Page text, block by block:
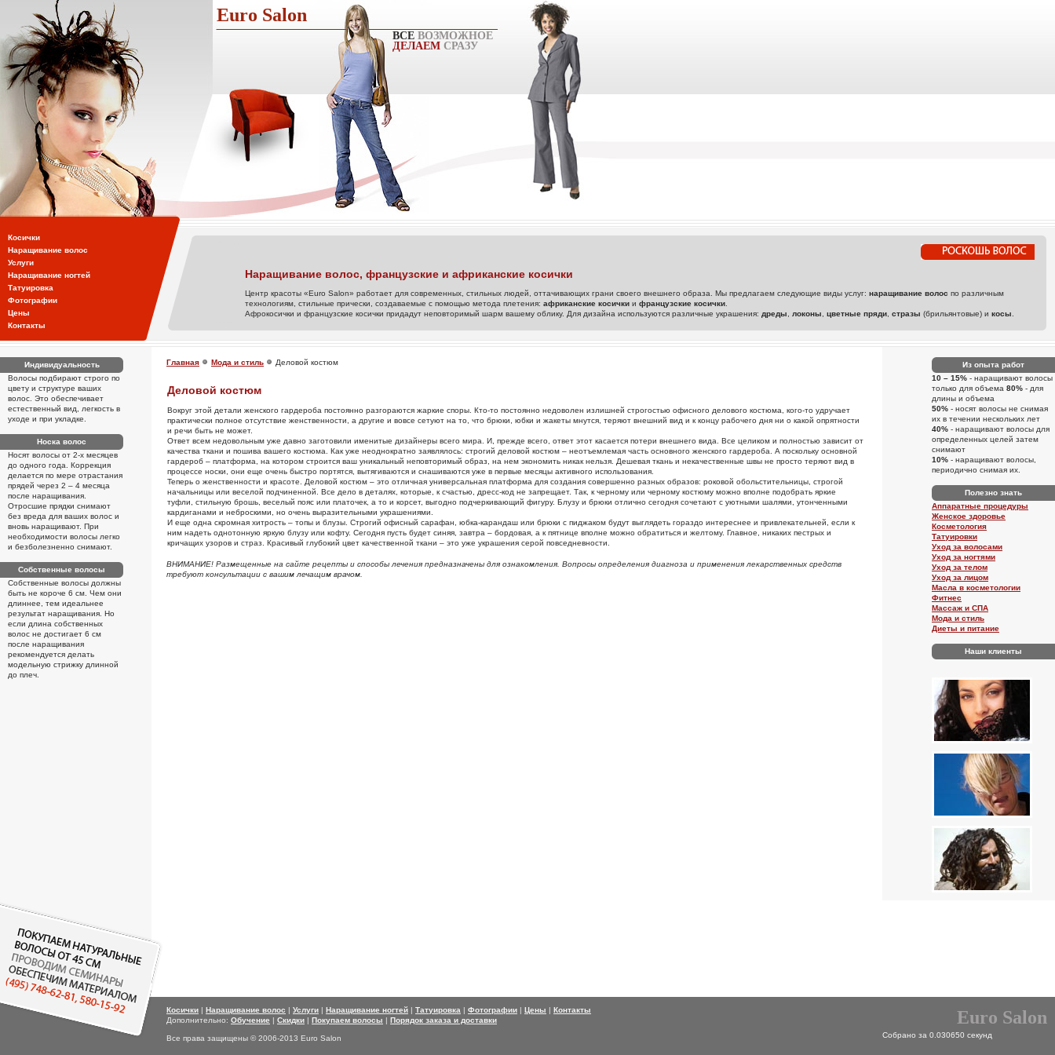
Euro Salon
ВСЕ ВОЗМОЖНОЕ
ДЕЛАЕМ СРАЗУ
Косички
Наращивание волос
Услуги
Наращивание ногтей
Татуировка
Фотографии
Цены
Контакты
Наращивание волос, французские и африканские косички
Центр красоты «Euro Salon» работает для современных, стильных людей, оттачивающих грани своего внешнего образа. Мы предлагаем следующие виды услуг: наращивание волос по различным
технологиям, стильные прически, создаваемые с помощью метода плетения: африканские косички и французские косички.
Афрокосички и французские косички придадут неповторимый шарм вашему облику. Для дизайна используются различные украшения: дреды, локоны, цветные пряди, стразы (брильянтовые) и косы.
Индивидуальность
Волосы подбирают строго по
цвету и структуре ваших
волос. Это обеспечивает
естественный вид, легкость в
уходе и при укладке.
Носка волос
Носят волосы от 2-х месяцев
до одного года. Коррекция
делается по мере отрастания
прядей через 2 – 4 месяца
после наращивания.
Отросшие прядки снимают
без вреда для ваших волос и
вновь наращивают. При
необходимости волосы легко
и безболезненно снимают.
Собственные волосы
Собственные волосы должны
быть не короче 6 см. Чем они
длиннее, тем идеальнее
результат наращивания. Но
если длина собственных
волос не достигает 6 см
после наращивания
рекомендуется делать
модельную стрижку длинной
до плеч.
Главная Мода и стиль Деловой костюм
Деловой костюм
Вокруг этой детали женского гардероба постоянно разгораются жаркие споры. Кто-то постоянно недоволен излишней строгостью офисного делового костюма, кого-то удручает
практически полное отсутствие женственности, а другие и вовсе сетуют на то, что брюки, юбки и жакеты мнутся, теряют внешний вид и к концу рабочего дня ни о какой опрятности
и речи быть не может.
Ответ всем недовольным уже давно заготовили именитые дизайнеры всего мира. И, прежде всего, ответ этот касается потери внешнего вида. Все целиком и полностью зависит от
качества ткани и пошива вашего костюма. Как уже неоднократно заявлялось: строгий деловой костюм – неотъемлемая часть основного женского гардероба. А поскольку основной
гардероб – платформа, на котором строится ваш уникальный неповторимый образ, на нем экономить никак нельзя. Дешевая ткань и некачественные швы не просто теряют вид в
процессе носки, они еще очень быстро портятся, вытягиваются и снашиваются уже в первые месяцы активного использования.
Теперь о женственности и красоте. Деловой костюм – это отличная универсальная платформа для создания совершенно разных образов: роковой обольстительницы, строгой
начальницы или веселой подчиненной. Все дело в деталях, которые, к счастью, дресс-код не запрещает. Так, к черному или черному костюму можно вполне подобрать яркие
туфли, стильную брошь, веселый пояс или платочек, а то и корсет, выгодно подчеркивающий фигуру. Блузу и брюки отлично сегодня сочетают с уютными шалями, утонченными
кардиганами и неброскими, но очень выразительными украшениями.
И еще одна скромная хитрость – топы и блузы. Строгий офисный сарафан, юбка-карандаш или брюки с пиджаком будут выглядеть гораздо интереснее и привлекательней, если к
ним надеть однотонную яркую блузу или кофту. Сегодня пусть будет синяя, завтра – бордовая, а к пятнице вполне можно обратиться и желтому. Главное, никаких пестрых и
кричащих узоров и страз. Красивый глубокий цвет качественной ткани – это уже украшения серой повседневности.
ВНИМАНИЕ! Размещенные на сайте рецепты и способы лечения предназначены для ознакомления. Вопросы определения диагноза и применения лекарственных средств
требуют консультации с вашим лечащим врачом.
Из опыта работ
10 – 15% - наращивают волосы
только для объема 80% - для
длины и объема
50% - носят волосы не снимая
их в течении нескольких лет
40% - наращивают волосы для
определенных целей затем
снимают
10% - наращивают волосы,
периодично снимая их.
Полезно знать
Аппаратные процедуры
Женское здоровье
Косметология
Татуировки
Уход за волосами
Уход за ногтями
Уход за телом
Уход за лицом
Масла в косметологии
Фитнес
Массаж и СПА
Мода и стиль
Диеты и питание
Наши клиенты
Косички | Наращивание волос | Услуги | Наращивание ногтей | Татуировка | Фотографии | Цены | Контакты
Дополнительно: Обучение | Скидки | Покупаем волосы | Порядок заказа и доставки
Все права защищены © 2006-2013 Euro Salon
Euro Salon
Собрано за 0.030650 секунд